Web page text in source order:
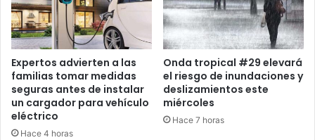
Expertos advierten a las
familias tomar medidas
seguras antes de instalar
un cargador para vehículo
eléctrico
Hace 4 horas
Onda tropical #29 elevará
el riesgo de inundaciones y
deslizamientos este
miércoles
Hace 7 horas